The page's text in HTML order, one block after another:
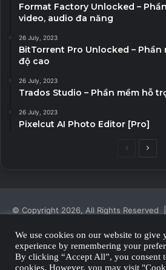
Format Factory Unlocked –
video, audio đa năng
26 July, 2023
BitTorrent Pro Unlocked –
độ cao
26 July, 2023
Trados Studio – Phần mềm hỗ
26 July, 2023
Pixelcut AI Photo Editor [Pro]
PreviousNext
© Copyright 2026, All Rights Reserved
Privacy Policy
We use cookies on our website to give
experience by remembering your
By clicking “Accept All”, you consent
cookies. However, you may visit